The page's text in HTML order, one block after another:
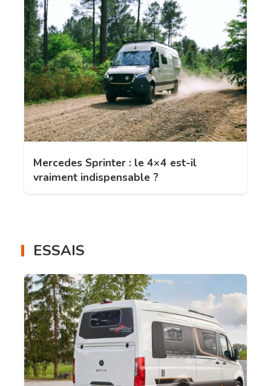
Mercedes Sprinter : le 4×4 est-il
vraiment indispensable ?
ESSAIS